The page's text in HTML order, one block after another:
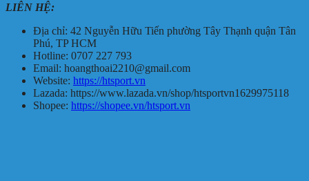
LIÊN HỆ:
Địa chỉ: 42 Nguyễn Hữu Tiến phường Tây Thạnh quận Tân
Phú, TP HCM
Hotline: 0707 227 793
Email: hoangthoai2210@gmail.com
Website: https://htsport.vn
Lazada: https://www.lazada.vn/shop/htsportvn1629975118
Shopee: https://shopee.vn/htsport.vn